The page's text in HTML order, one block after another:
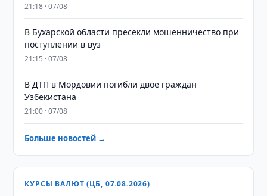
21:18 · 07/08
В Бухарской области пресекли мошенничество при
поступлении в вуз
21:15 · 07/08
В ДТП в Мордовии погибли двое граждан
Узбекистана
21:00 · 07/08
Больше новостей →
КУРСЫ ВАЛЮТ (ЦБ, 07.08.2026)